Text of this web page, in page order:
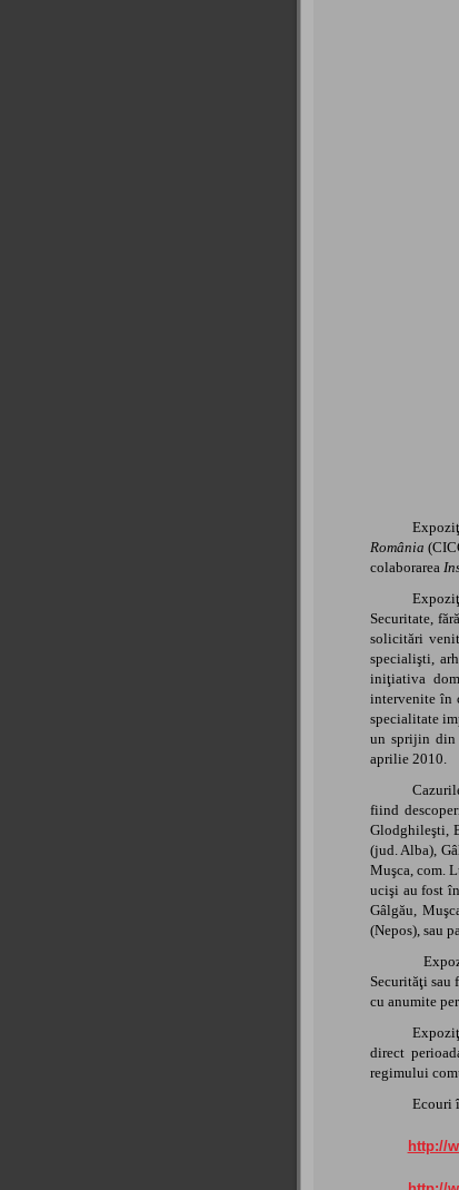
România
colaborarea
Securitate,
solicitări
specialişti,
iniţiativa
intervenite în
specialitate
un sprijin din
aprilie 2010.
fiind
Glodghileşti,
(jud. Alba),
Muşca, com.
ucişi au fost
Gâlgău,
(Nepos), sau
Securităţi sau
cu anumite
direct
regimului
Ecouri
http://